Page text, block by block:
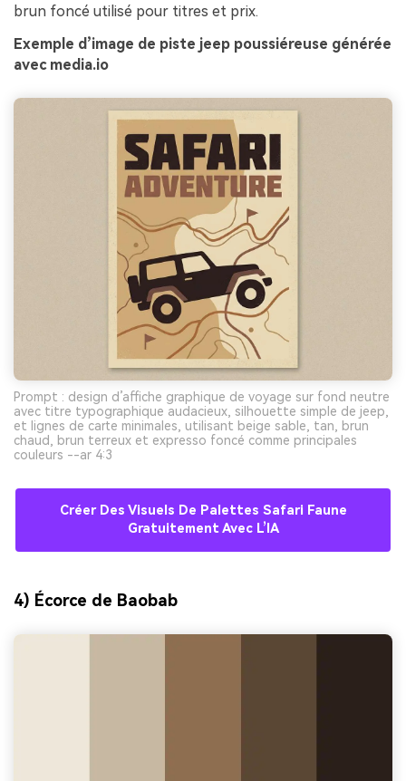
brun foncé utilisé pour titres et prix.
Exemple d’image de piste jeep poussiéreuse générée
avec media.io
Prompt : design d’affiche graphique de voyage sur fond neutre
avec titre typographique audacieux, silhouette simple de jeep,
et lignes de carte minimales, utilisant beige sable, tan, brun
chaud, brun terreux et expresso foncé comme principales
couleurs --ar 4:3
Créer Des Visuels De Palettes Safari Faune
Gratuitement Avec L’IA
4) Écorce de Baobab